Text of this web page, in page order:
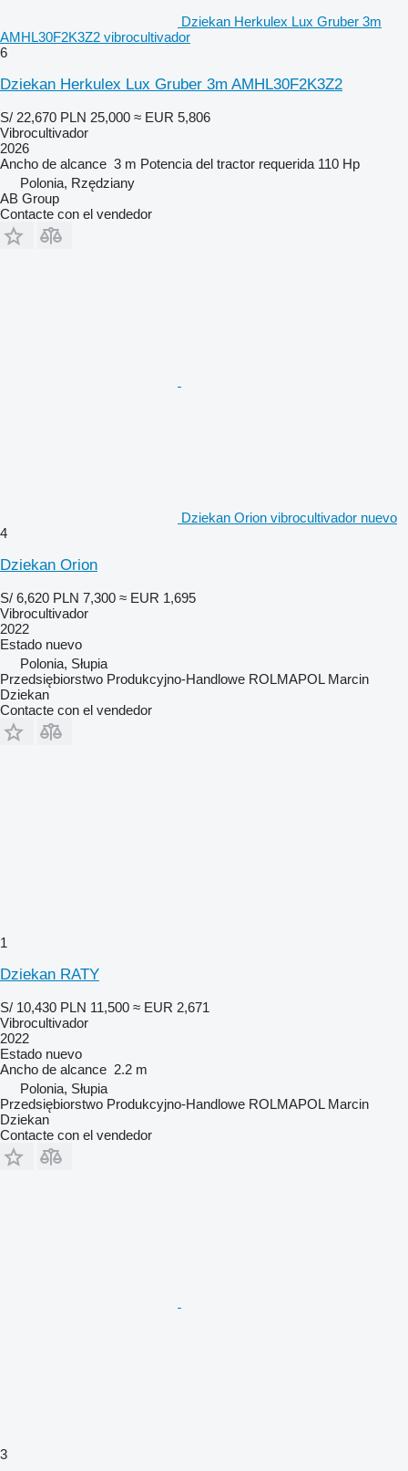
Dziekan Herkulex Lux Gruber 3m
AMHL30F2K3Z2 vibrocultivador
6
Dziekan Herkulex Lux Gruber 3m AMHL30F2K3Z2
S/ 22,670 PLN 25,000 ≈ EUR 5,806
Vibrocultivador
2026
Ancho de alcance 3 m Potencia del tractor requerida 110 Hp
Polonia, Rzędziany
AB Group
Contacte con el vendedor
Dziekan Orion vibrocultivador nuevo
4
Dziekan Orion
S/ 6,620 PLN 7,300 ≈ EUR 1,695
Vibrocultivador
2022
Estado nuevo
Polonia, Słupia
Przedsiębiorstwo Produkcyjno-Handlowe ROLMAPOL Marcin
Dziekan
Contacte con el vendedor
1
Dziekan RATY
S/ 10,430 PLN 11,500 ≈ EUR 2,671
Vibrocultivador
2022
Estado nuevo
Ancho de alcance 2.2 m
Polonia, Słupia
Przedsiębiorstwo Produkcyjno-Handlowe ROLMAPOL Marcin
Dziekan
Contacte con el vendedor
3